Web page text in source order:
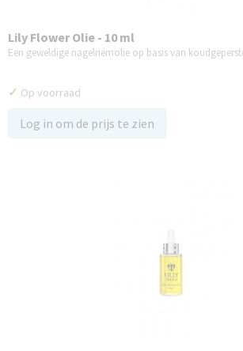
Lily Flower Olie - 10 ml
Een geweldige nagelriemolie op basis van
✓ Op voorraad
Log in om de prijs te zien